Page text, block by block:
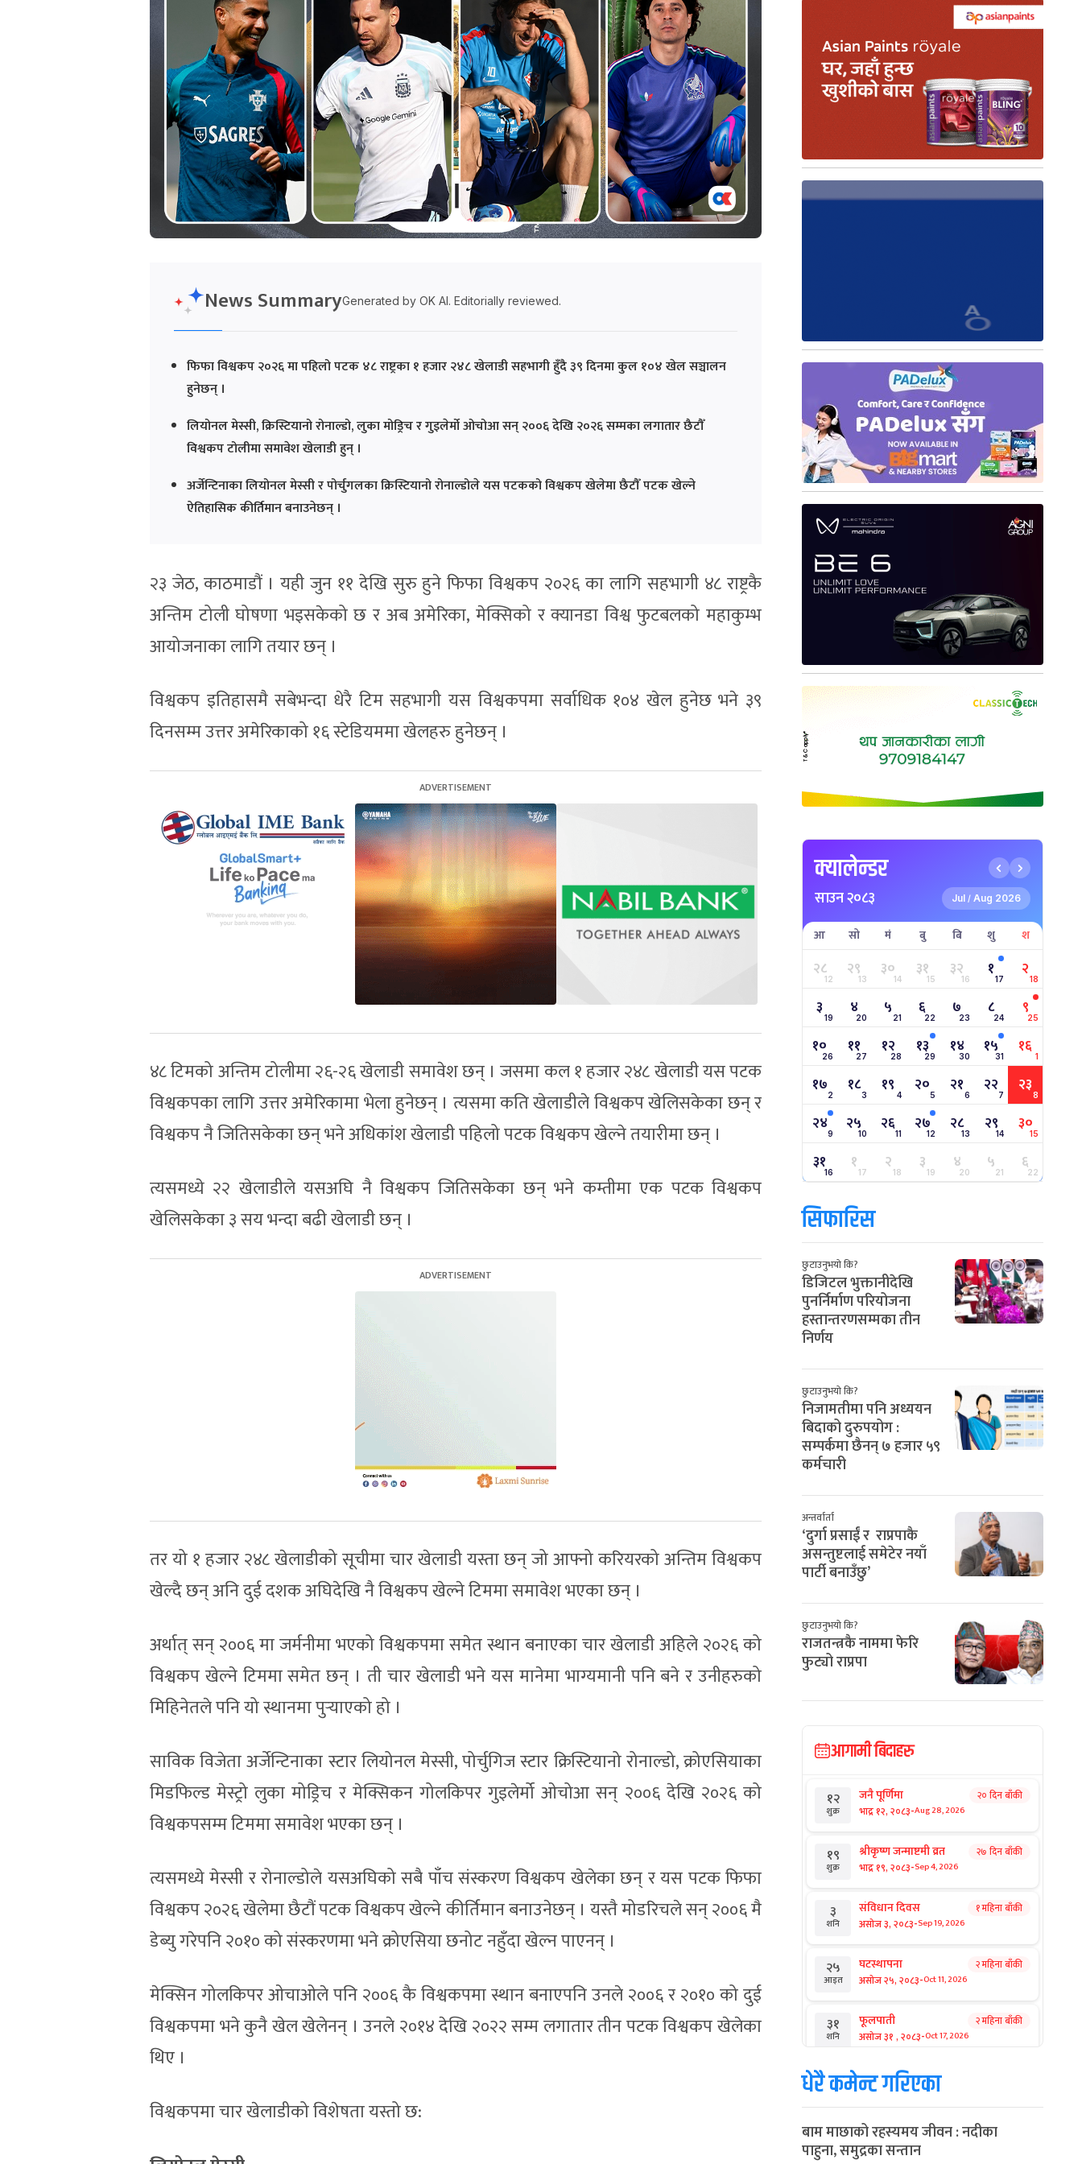
News SummaryGenerated by OK AI. Editorially reviewed.
फिफा विश्वकप २०२६ मा पहिलो पटक ४८ राष्ट्रका १ हजार २४८ खेलाडी सहभागी हुँदै ३९ दिनमा कुल १०४ खेल सञ्चालन
हुनेछन् ।
लियोनल मेस्सी, क्रिस्टियानो रोनाल्डो, लुका मोड्रिच र गुइलेर्मो ओचोआ सन् २००६ देखि २०२६ सम्मका लगातार छैटौँ
विश्वकप टोलीमा समावेश खेलाडी हुन् ।
अर्जेन्टिनाका लियोनल मेस्सी र पोर्चुगलका क्रिस्टियानो रोनाल्डोले यस पटकको विश्वकप खेलेमा छैटौँ पटक खेल्ने
ऐतिहासिक कीर्तिमान बनाउनेछन् ।
२३ जेठ, काठमाडौं । यही जुन ११ देखि सुरु हुने फिफा विश्वकप २०२६ का लागि सहभागी ४८ राष्ट्रकै
अन्तिम टोली घोषणा भइसकेको छ र अब अमेरिका, मेक्सिको र क्यानडा विश्व फुटबलको महाकुम्भ
आयोजनाका लागि तयार छन् ।
विश्वकप इतिहासमै सबेभन्दा धेरै टिम सहभागी यस विश्वकपमा सर्वाधिक १०४ खेल हुनेछ भने ३९
दिनसम्म उत्तर अमेरिकाको १६ स्टेडियममा खेलहरु हुनेछन् ।
४८ टिमको अन्तिम टोलीमा २६-२६ खेलाडी समावेश छन् । जसमा कल १ हजार २४८ खेलाडी यस पटक
विश्वकपका लागि उत्तर अमेरिकामा भेला हुनेछन् । त्यसमा कति खेलाडीले विश्वकप खेलिसकेका छन् र
विश्वकप नै जितिसकेका छन् भने अधिकांश खेलाडी पहिलो पटक विश्वकप खेल्ने तयारीमा छन् ।
त्यसमध्ये २२ खेलाडीले यसअघि नै विश्वकप जितिसकेका छन् भने कम्तीमा एक पटक विश्वकप
खेलिसकेका ३ सय भन्दा बढी खेलाडी छन् ।
तर यो १ हजार २४८ खेलाडीको सूचीमा चार खेलाडी यस्ता छन् जो आफ्नो करियरको अन्तिम विश्वकप
खेल्दै छन् अनि दुई दशक अघिदेखि नै विश्वकप खेल्ने टिममा समावेश भएका छन् ।
अर्थात् सन् २००६ मा जर्मनीमा भएको विश्वकपमा समेत स्थान बनाएका चार खेलाडी अहिले २०२६ को
विश्वकप खेल्ने टिममा समेत छन् । ती चार खेलाडी भने यस मानेमा भाग्यमानी पनि बने र उनीहरुको
मिहिनेतले पनि यो स्थानमा पुर्‍याएको हो ।
साविक विजेता अर्जेन्टिनाका स्टार लियोनल मेस्सी, पोर्चुगिज स्टार क्रिस्टियानो रोनाल्डो, क्रोएसियाका
मिडफिल्ड मेस्ट्रो लुका मोड्रिच र मेक्सिकन गोलकिपर गुइलेर्मो ओचोआ सन् २००६ देखि २०२६ को
विश्वकपसम्म टिममा समावेश भएका छन् ।
त्यसमध्ये मेस्सी र रोनाल्डोले यसअघिको सबै पाँच संस्करण विश्वकप खेलेका छन् र यस पटक फिफा
विश्वकप २०२६ खेलेमा छैटौं पटक विश्वकप खेल्ने कीर्तिमान बनाउनेछन् । यस्तै मोडरिचले सन् २००६ मै
डेब्यु गरेपनि २०१० को संस्करणमा भने क्रोएसिया छनोट नहुँदा खेल्न पाएनन् ।
मेक्सिन गोलकिपर ओचाओले पनि २००६ कै विश्वकपमा स्थान बनाएपनि उनले २००६ र २०१० को दुई
विश्वकपमा भने कुनै खेल खेलेनन् । उनले २०१४ देखि २०२२ सम्म लगातार तीन पटक विश्वकप खेलेका
थिए ।
विश्वकपमा चार खेलाडीको विशेषता यस्तो छ:
क्यालेन्डर
साउन २०८३ Jul / Aug 2026
आ सो मं बु बि शु श
२८12 २९13 ३०14 ३१15 ३२16 १17 २18
३ 19 ४20 ५ 21 ६22 ७23 ८24 ९25
१०26 ११27 १२28 १३29 १४30 १५31 १६ 1
१७2 १८3 १९ 4 २०5 २१6 २२7 २३8
२४9 २५10 २६11 २७12 २८13 २९14 ३०15
३१16 १17 २18 ३19 ४20 ५21 ६22
सिफारिस
छुटाउनुभयो कि?
डिजिटल भुक्तानीदेखि
पुनर्निर्माण परियोजना
हस्तान्तरणसम्मका तीन
निर्णय
छुटाउनुभयो कि?
निजामतीमा पनि अध्ययन
बिदाको दुरुपयोग :
सम्पर्कमा छैनन् ७ हजार ५९
कर्मचारी
अन्तर्वार्ता
‘दुर्गा प्रसाईं र राप्रपाकै
असन्तुष्टलाई समेटेर नयाँ
पार्टी बनाउँछु’
छुटाउनुभयो कि?
राजतन्त्रकै नाममा फेरि
फुट्यो राप्रपा
आगामी बिदाहरु
१२
शुक्र
जनै पूर्णिमा
भाद्र १२, २०८३-Aug 28, 2026
२० दिन बाँकी
१९
शुक्र
श्रीकृष्ण जन्माष्टमी व्रत
भाद्र १९, २०८३-Sep 4, 2026
२७ दिन बाँकी
३
शनि
संविधान दिवस
असोज ३, २०८३-Sep 19, 2026
१ महिना बाँकी
२५
आइत
घटस्थापना
असोज २५, २०८३-Oct 11, 2026
२ महिना बाँकी
३१
शनि
फूलपाती
असोज ३१ , २०८३-Oct 17, 2026
२ महिना बाँकी
१
आइत
कार्तिक सङ्क्रान्ति
कार्तिक १, २०८३-Oct 18, 2026
३
मंगल
महानवमी
कार्तिक ३, २०८३-
२ महिना बाँकी
धेरै कमेन्ट गरिएका
बाम माछाको रहस्यमय जीवन : नदीका
पाहुना, समुद्रका सन्तान